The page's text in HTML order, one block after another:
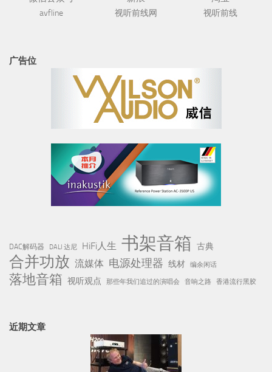
avfline 视听前线网 视听前线
广告位
DAC解码器 DALI 达尼 HiFi人生 书架音箱 古典
合并功放 流媒体 电源处理器 线材 编余闲话
落地音箱 视听观点 那些年我们追过的演唱会 音响之路 香港流行黑胶
近期文章